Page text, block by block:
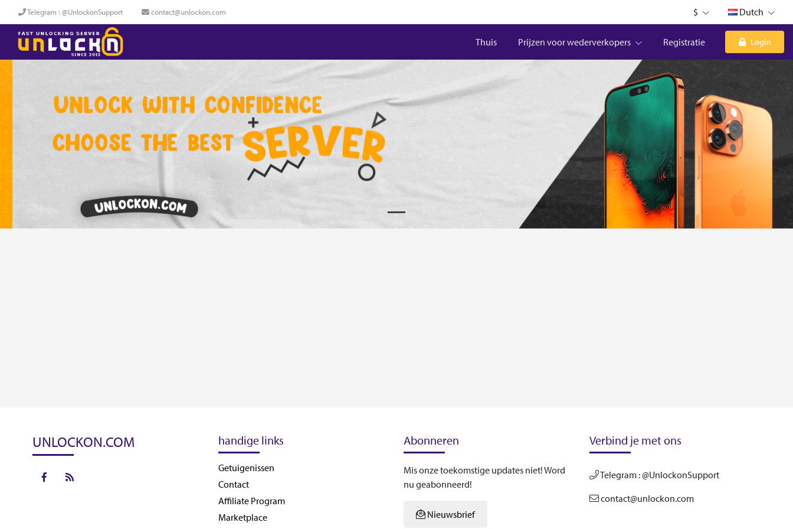
Telegram : @UnlockonSupport contact@unlockon.com $ Dutch
Thuis Prijzen voor wederverkopers Registratie Login
UNLOCKON.COM handige links
Getuigenissen
Contact
Affiliate Program
Marketplace
Abonneren
Mis onze toekomstige updates niet! Word
nu geabonneerd!
Nieuwsbrief
Verbind je met ons
Telegram : @UnlockonSupport
contact@unlockon.com